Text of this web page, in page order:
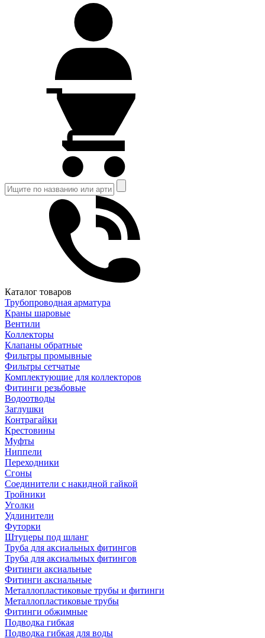
Каталог товаров
Трубопроводная арматура
Краны шаровые
Вентили
Коллекторы
Клапаны обратные
Фильтры промывные
Фильтры сетчатые
Комплектующие для коллекторов
Фитинги резьбовые
Водоотводы
Заглушки
Контрагайки
Крестовины
Муфты
Ниппели
Переходники
Сгоны
Соединители с накидной гайкой
Тройники
Уголки
Удлинители
Футорки
Штуцеры под шланг
Труба для аксиальных фитингов
Труба для аксиальных фитингов
Фитинги аксиальные
Фитинги аксиальные
Металлопластиковые трубы и фитинги
Металлопластиковые трубы
Фитинги обжимные
Подводка гибкая
Подводка гибкая для воды